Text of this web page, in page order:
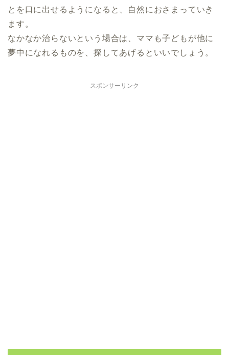
とを口に出せるようになると、自然におさまっていき
ます。
なかなか治らないという場合は、ママも子どもが他に
夢中になれるものを、探してあげるといいでしょう。
スポンサーリンク